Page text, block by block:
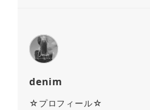
denim
☆プロフィール☆